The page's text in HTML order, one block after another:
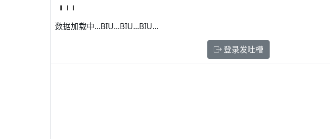
数据加载中...BIU...BIU...BIU...
登录发吐槽